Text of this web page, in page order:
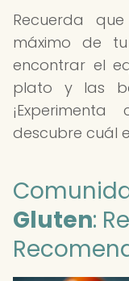
Recuerda
máximo de
encontrar el
plato y las
descubre cuál
Gluten: